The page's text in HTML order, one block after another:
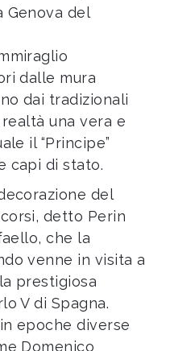
Genova del
dalle mura
dai tradizionali
una vera e
il “Principe”
capi di stato.
del
detto Perin
che la
venne in visita a
prestigiosa
V di Spagna.
epoche diverse
Domenico